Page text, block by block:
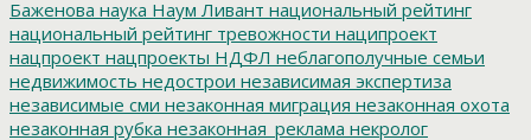
Баженова наука Наум Ливант национальный рейтинг
национальный рейтинг тревожности наципроект
нацпроект нацпроекты НДФЛ неблагополучные семьи
недвижимость недострои независимая экспертиза
независимые сми незаконная миграция незаконная охота
незаконная рубка незаконная_реклама некролог